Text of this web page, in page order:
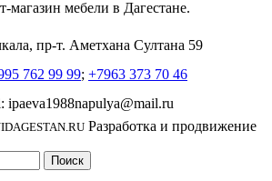
магазин мебели в Дагестане.
пр-т. Аметхана Султана 59
762 99 99; +7963 373 70 46
ipaeva1988napulya@mail.ru
Разработка и продвижение
Поиск